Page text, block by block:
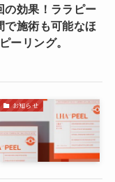
の効果！ララピー
で施術も可能なほ
ーリング。
お知らせ